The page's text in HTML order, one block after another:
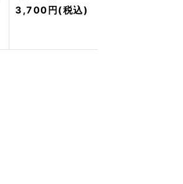
3,700円 (税込)